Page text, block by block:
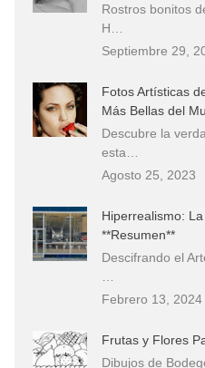
Rostros bonitos
H…
Septiembre 29,
Fotos Artísticas
Más Bellas del
Descubre la
esta…
Agosto 25, 2023
Hiperrealismo:
**Resumen**
Descifrando el
Febrero 13, 2024
Frutas y Flores
Dibujos de